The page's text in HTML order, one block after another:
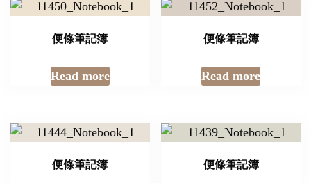
便條筆記簿
Read more
便條筆記簿
Read more
便條筆記簿 便條筆記簿